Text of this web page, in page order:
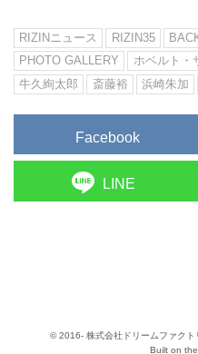
RIZINニュース RIZIN35
PHOTO GALLERY
ホベルト・
牛久絢太郎
斎藤裕 浜崎朱加
Facebook
LINE
© 2016- 株式会社ドリームファクト
Built on